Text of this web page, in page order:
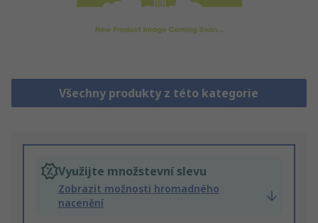
Všechny produkty z této kategorie
Využijte množstevní slevu
Zobrazit možnosti hromadného
nacenění